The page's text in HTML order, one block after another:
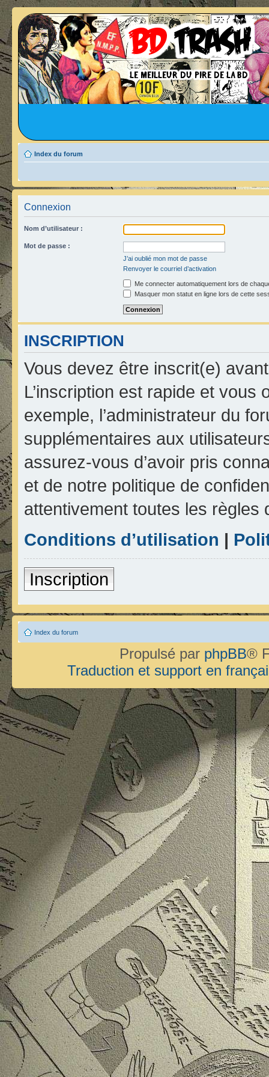
Index du forum
Connexion
Nom d’utilisateur :
Mot de passe :
J’ai oublié mon mot de passe
Renvoyer le courriel d’activation
Me connecter automatiquement lors de
Masquer mon statut en ligne lors de cette
INSCRIPTION
Vous devez être inscrit(e)
L’inscription est rapide et
exemple, l’administrateur du
supplémentaires aux
assurez-vous d’avoir pris
et de notre politique de
attentivement toutes les règles
Conditions d’utilisation |
Inscription
Index du forum
Propulsé par phpBB®
Traduction et support en